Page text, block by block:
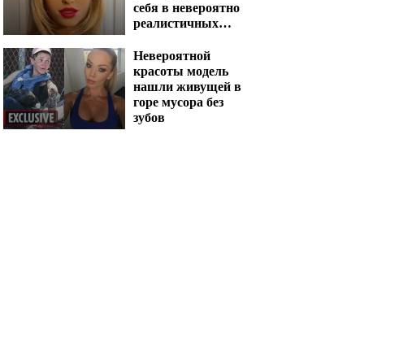
себя в невероятно
реалистичных
Невероятной
красоты модель
нашли живущей в
горе мусора без
зубов